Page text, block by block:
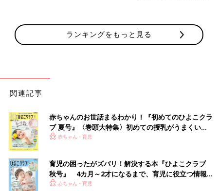
は、取り外しができるんだそう。自転車の色味と統一していて素
敵ですよね♪
飾がかわいいレインシューズ
ランキングをもっと見る
関連記事
赤ちゃんのお世話まるわかり！『初めてのひよこクラ
ブ 夏号』〈巻頭大特集〉初めての授乳がうまくい
く！ おっぱい・ミルクの基本と夏のトラブル 解決テ
赤ちゃん・育児
育児の困ったがズバリ！解決する本『ひよこクラブ
秋号』 4カ月～2才になるまで、育児に役立つ情報が
いっぱい！
赤ちゃん・育児